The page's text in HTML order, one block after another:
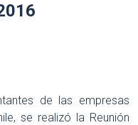
de las empresas
se realizó la Reunión